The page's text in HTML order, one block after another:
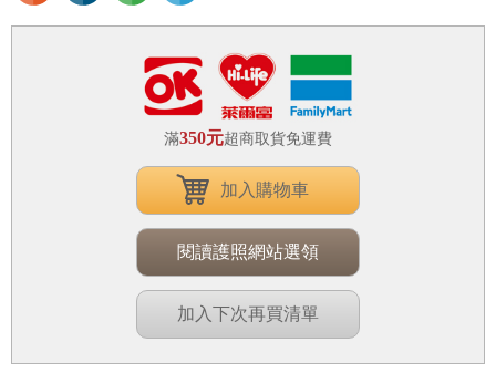
滿350元超商取貨免運費
加入購物車
閱讀護照網站選領
加入下次再買清單